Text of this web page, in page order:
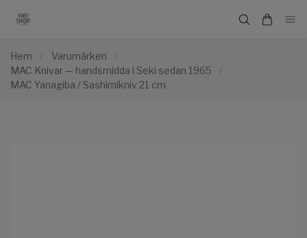
Hem / Varumärken
/
MAC Knivar — handsmidda i Seki sedan 1965
/
MAC Yanagiba / Sashimikniv 21 cm